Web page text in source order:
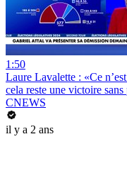
1:50
Laure Lavalette : «Ce
cela reste une victoire sans
CNEWS
il y a 2 ans